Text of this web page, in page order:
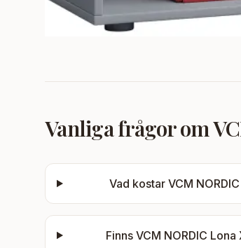
Vanliga frågor om
Vad kostarVCM
FinnsVCM NORDIC